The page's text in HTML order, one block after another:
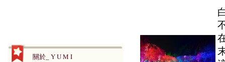
關於_ Y U M I